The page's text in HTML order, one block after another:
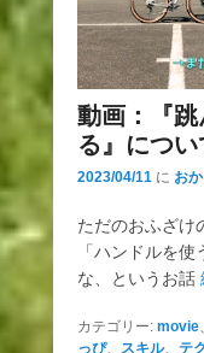
動画：『
る』につい
2023/04/11 に お
ただのおふざけ
「ハンドルを
な、というお話
カテゴリー: movie
っぴ、 スキル、 テ